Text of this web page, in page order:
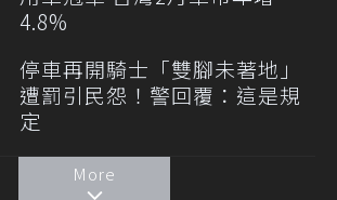
4.8%
停車再開騎士「雙腳未著地」
遭罰引民怨！警回覆：這是規
定
More